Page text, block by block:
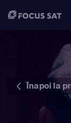
Înapoi la